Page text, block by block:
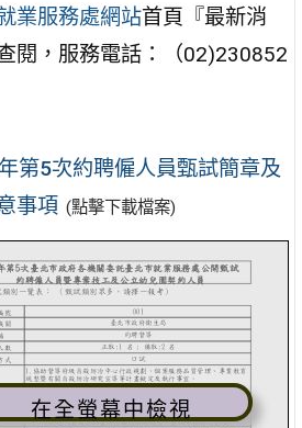
業服務處網站⾸⾴『最新消
閱，服務電話：（02)230852
第5次約聘僱人員甄試簡章及
事項 (點擊下載檔案)
在全螢幕中檢視